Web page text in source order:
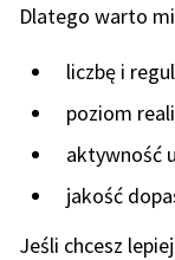
Dlatego warto
liczbę i
poziom
aktywność
jakość
Jeśli chcesz